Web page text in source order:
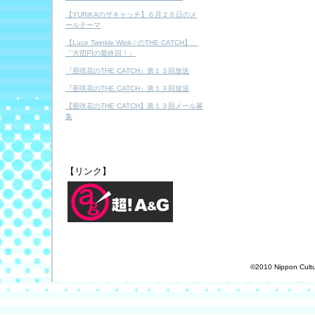
【YURiKAのザキャッチ】６月２６日のメ
ールテーマ
【Luce Twinkle Wink☆のTHE CATCH】
「大団円の最終回！」
『亜咲花のTHE CATCH』第１３回放送
『亜咲花のTHE CATCH』第１３回放送
【亜咲花のTHE CATCH】第１３回メール募
集
【リンク】
©2010 Nippon